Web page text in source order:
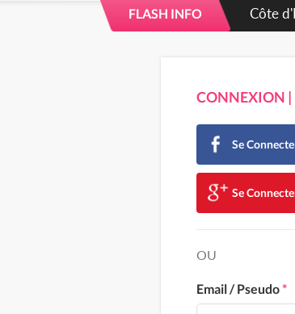
FLASH INFO
Côte
CONNEXION
Se
Se
OU
Email / Pseudo*